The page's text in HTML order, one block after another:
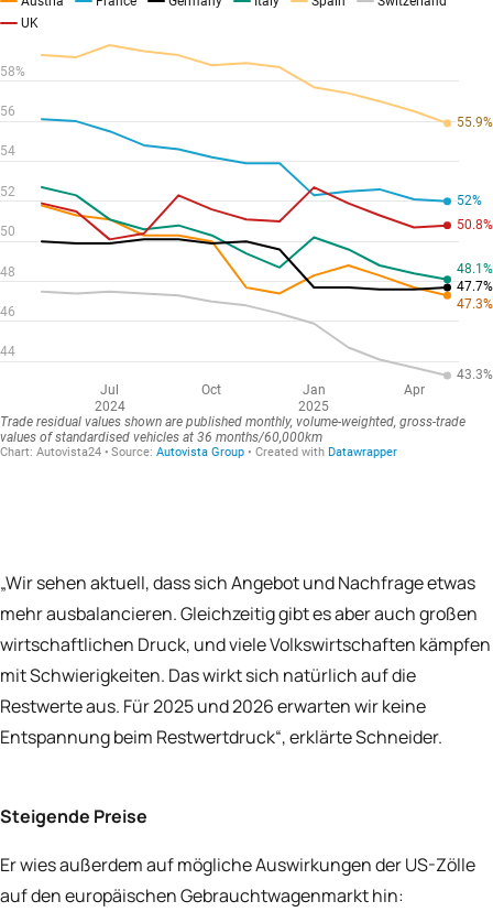
„Wir sehen aktuell, dass sich Angebot und Nachfrage etwas
mehr ausbalancieren. Gleichzeitig gibt es aber auch großen
wirtschaftlichen Druck, und viele Volkswirtschaften kämpfen
mit Schwierigkeiten. Das wirkt sich natürlich auf die
Restwerte aus. Für 2025 und 2026 erwarten wir keine
Entspannung beim Restwertdruck“, erklärte Schneider.
Steigende Preise
Er wies außerdem auf mögliche Auswirkungen der US-Zölle
auf den europäischen Gebrauchtwagenmarkt hin: